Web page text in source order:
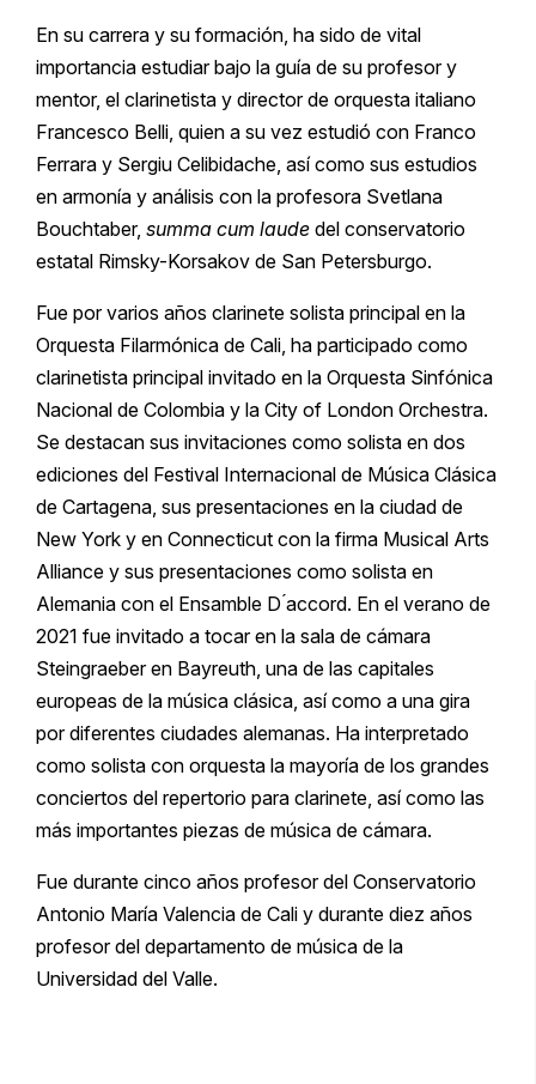
En su carrera y su formación, ha sido de vital
importancia estudiar bajo la guía de su profesor y
mentor, el clarinetista y director de orquesta italiano
Francesco Belli, quien a su vez estudió con Franco
Ferrara y Sergiu Celibidache, así como sus estudios
en armonía y análisis con la profesora Svetlana
Bouchtaber, summa cum laude del conservatorio
estatal Rimsky-Korsakov de San Petersburgo.
Fue por varios años clarinete solista principal en la
Orquesta Filarmónica de Cali, ha participado como
clarinetista principal invitado en la Orquesta Sinfónica
Nacional de Colombia y la City of London Orchestra.
Se destacan sus invitaciones como solista en dos
ediciones del Festival Internacional de Música Clásica
de Cartagena, sus presentaciones en la ciudad de
New York y en Connecticut con la firma Musical Arts
Alliance y sus presentaciones como solista en
Alemania con el Ensamble D ́accord. En el verano de
2021 fue invitado a tocar en la sala de cámara
Steingraeber en Bayreuth, una de las capitales
europeas de la música clásica, así como a una gira
por diferentes ciudades alemanas. Ha interpretado
como solista con orquesta la mayoría de los grandes
conciertos del repertorio para clarinete, así como las
más importantes piezas de música de cámara.
Fue durante cinco años profesor del Conservatorio
Antonio María Valencia de Cali y durante diez años
profesor del departamento de música de la
Universidad del Valle.